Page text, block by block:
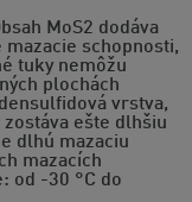
MoS2 dodáva
schopnosti,
tuky nemôžu
plochách
vrstva,
ešte dlhšiu
dlhú mazaciu
mazacích
od -30 °C do